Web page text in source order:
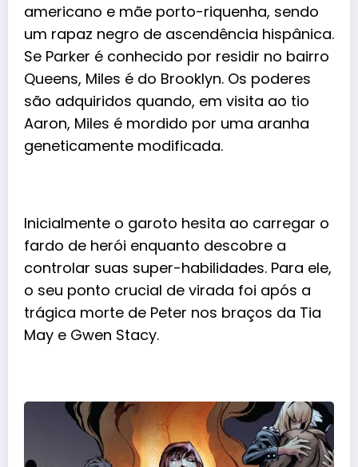
americano e mãe porto-riquenha, sendo
um rapaz negro de ascendência hispânica.
Se Parker é conhecido por residir no bairro
Queens, Miles é do Brooklyn. Os poderes
são adquiridos quando, em visita ao tio
Aaron, Miles é mordido por uma aranha
geneticamente modificada.
Inicialmente o garoto hesita ao carregar o
fardo de herói enquanto descobre a
controlar suas super-habilidades. Para ele,
o seu ponto crucial de virada foi após a
trágica morte de Peter nos braços da Tia
May e Gwen Stacy.